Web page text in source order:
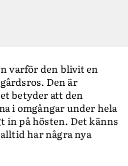
varför den blivit en
Den är
betyder att den
i omgångar under hela
in på hösten. Det känns
har några nya